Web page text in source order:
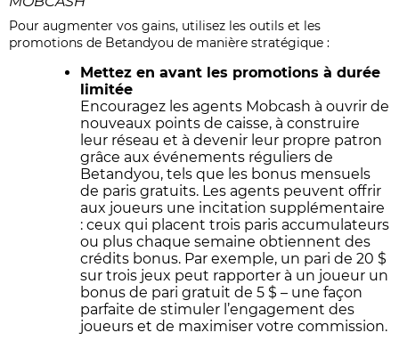
Pour augmenter vos gains, utilisez les outils et les
promotions de Betandyou de manière stratégique :
Mettez en avant les promotions à durée
limitée
Encouragez les agents Mobcash à ouvrir de
nouveaux points de caisse, à construire
leur réseau et à devenir leur propre patron
grâce aux événements réguliers de
Betandyou, tels que les bonus mensuels
de paris gratuits. Les agents peuvent offrir
aux joueurs une incitation supplémentaire
: ceux qui placent trois paris accumulateurs
ou plus chaque semaine obtiennent des
crédits bonus. Par exemple, un pari de 20 $
sur trois jeux peut rapporter à un joueur un
bonus de pari gratuit de 5 $ – une façon
parfaite de stimuler l’engagement des
joueurs et de maximiser votre commission.